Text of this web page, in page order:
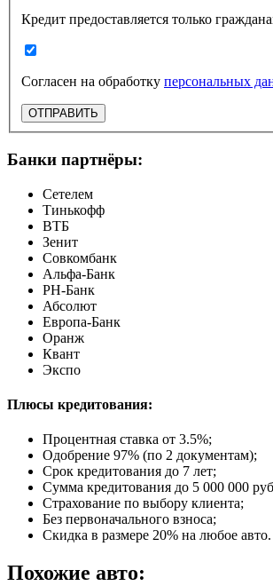
Кредит предоставляется только
Согласен на обработку персональных
ОТПРАВИТЬ
Банки партнёры:
Сетелем
Тинькофф
ВТБ
Зенит
Совкомбанк
Альфа-Банк
РН-Банк
Абсолют
Европа-Банк
Оранж
Квант
Экспо
Плюсы кредитования:
Процентная ставка от 3.5%;
Одобрение 97% (по 2 документам);
Срок кредитования до 7 лет;
Сумма кредитования до 5 000 000
Страхование по выбору клиента;
Без первоначального взноса;
Скидка в размере 20% на любое авто.
Похожие авто: